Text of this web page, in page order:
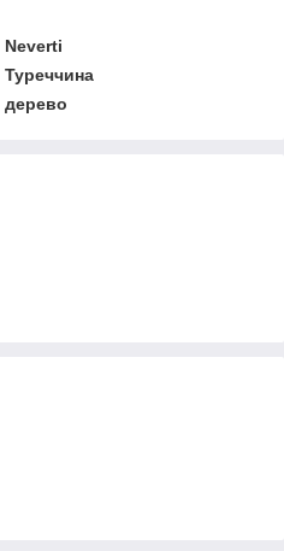
Neverti
Туреччина
дерево